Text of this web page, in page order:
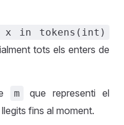
x in tokens(int)
tots els enters de
m
que representi el
fins al moment.